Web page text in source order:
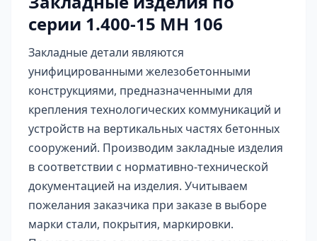
серии 1.400-15 МН 106
Закладные детали являются
унифицированными железобетонными
конструкциями, предназначенными для
крепления технологических коммуникаций и
устройств на вертикальных частях бетонных
сооружений. Производим закладные изделия
в соответствии с нормативно-технической
документацией на изделия. Учитываем
пожелания заказчика при заказе в выборе
марки стали, покрытия, маркировки.